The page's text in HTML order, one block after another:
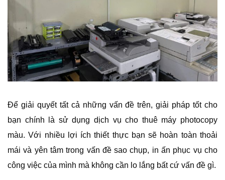
Để giải quyết tất cả những vấn đề trên, giải pháp tốt cho
bạn chính là sử dụng dịch vụ cho thuê máy photocopy
màu. Với nhiều lợi ích thiết thực bạn sẽ hoàn toàn thoải
mái và yên tâm trong vấn đề sao chụp, in ấn phục vụ cho
công việc của mình mà không cần lo lắng bất cứ vấn đề gì.